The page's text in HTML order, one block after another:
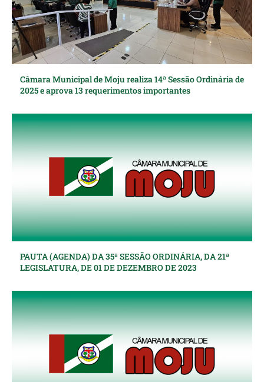
Câmara Municipal de Moju realiza 14ª Sessão Ordinária de
2025 e aprova 13 requerimentos importantes
PAUTA (AGENDA) DA 35ª SESSÃO ORDINÁRIA, DA 21ª
LEGISLATURA, DE 01 DE DEZEMBRO DE 2023